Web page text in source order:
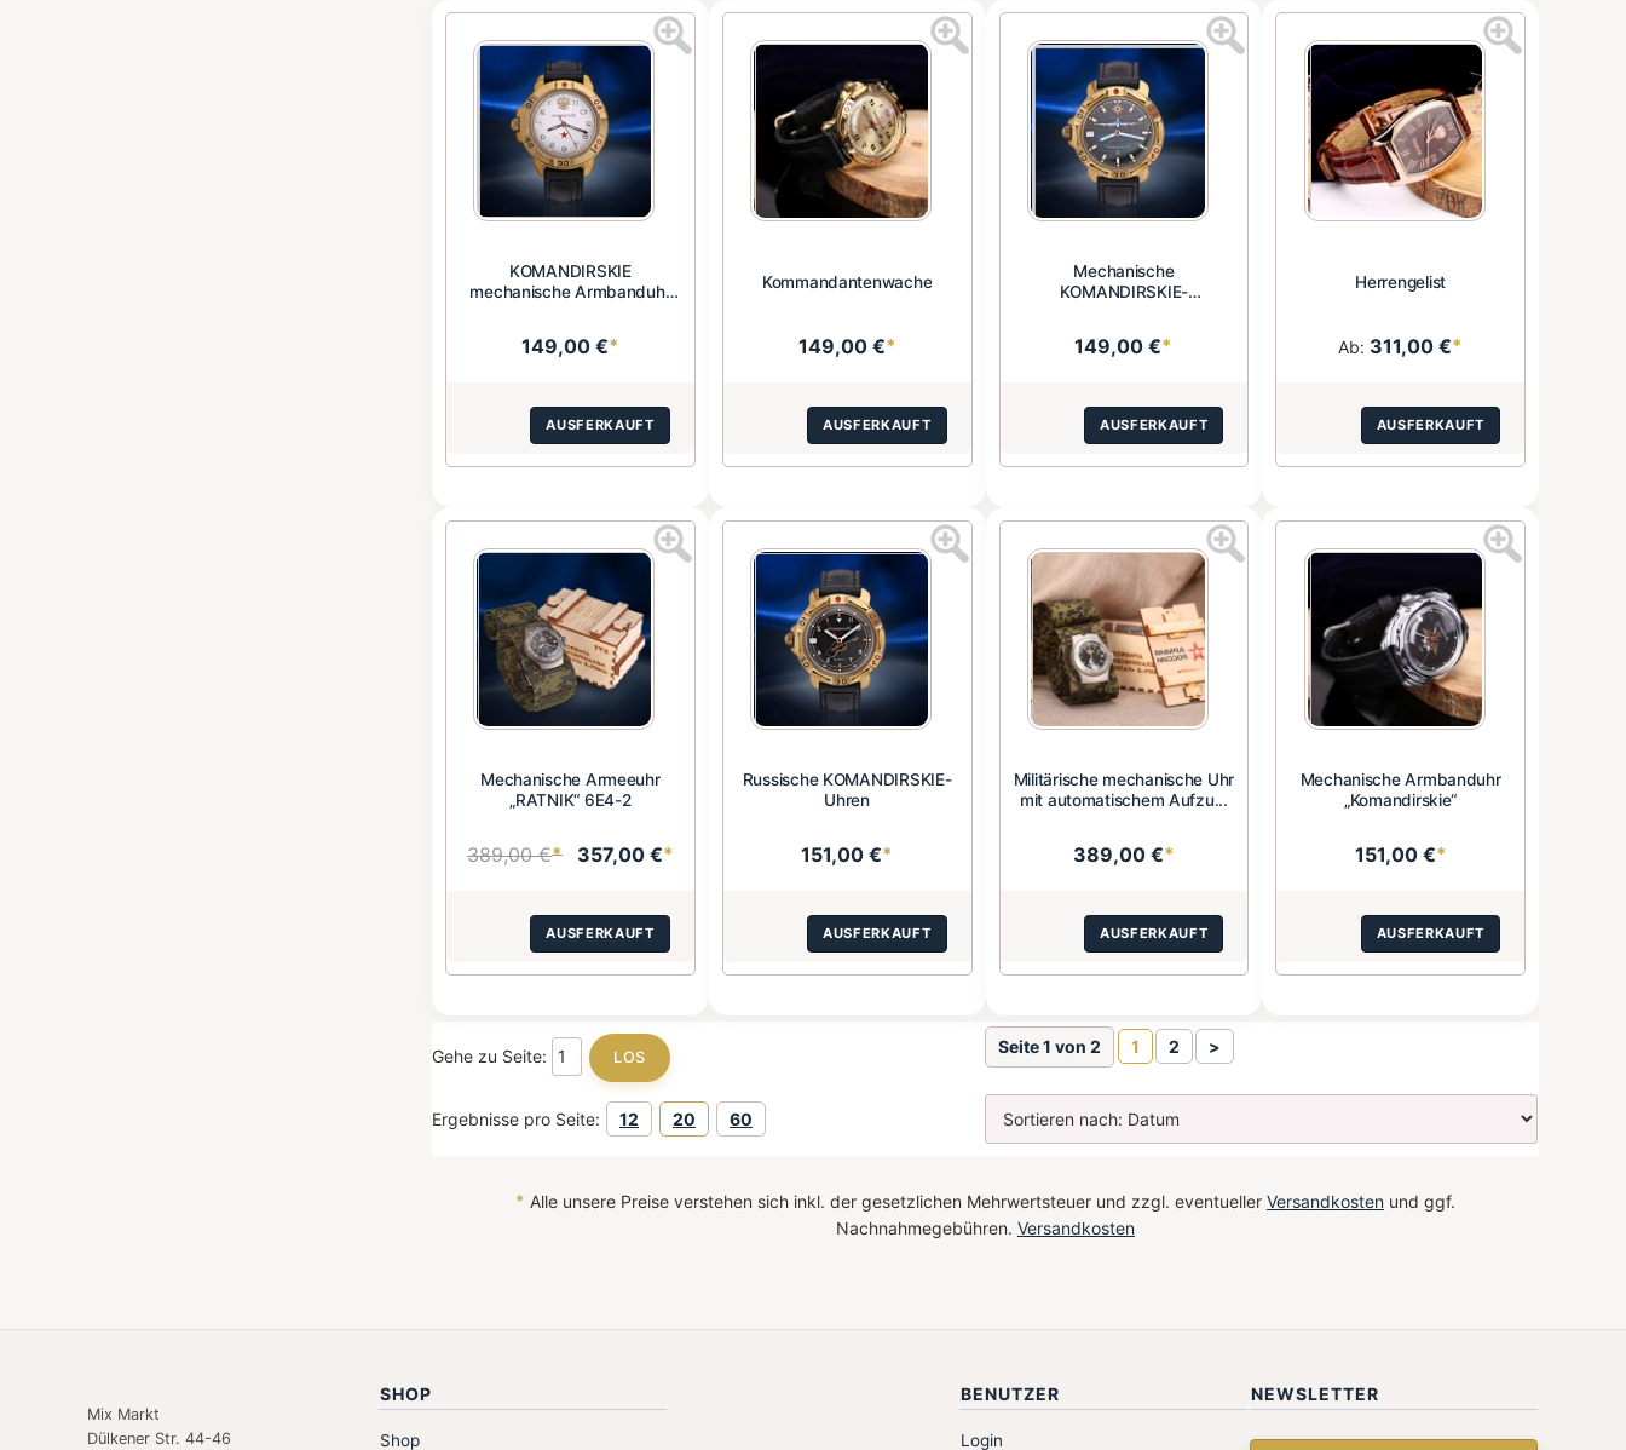
KOMANDIRSKIE
mechanische Armbanduhr
149,00 €*
AUSFERKAUFT
Kommandantenwache
149,00 €*
AUSFERKAUFT
Mechanische
KOMANDIRSKIE-
149,00 €*
AUSFERKAUFT
Herrengelist
Ab: 311,00 €*
AUSFERKAUFT
Mechanische Armeeuhr
„RATNIK“ 6E4-2
389,00 €* 357,00 €*
AUSFERKAUFT
Russische KOMANDIRSKIE-
Uhren
151,00 €*
AUSFERKAUFT
Militärische mechanische Uhr
mit automatischem Aufzu...
389,00 €*
AUSFERKAUFT
Mechanische Armbanduhr
„Komandirskie“
151,00 €*
AUSFERKAUFT
Gehe zu Seite: Seite 1 von 2 1 2 >
Ergebnisse pro Seite: 12 20 60
* Alle unsere Preise verstehen sich inkl. der gesetzlichen Mehrwertsteuer und zzgl. eventueller Versandkosten und ggf.
Nachnahmegebühren. Versandkosten
Mix Markt
Dülkener Str. 44-46
SHOP
Shop
BENUTZER
Login
NEWSLETTER